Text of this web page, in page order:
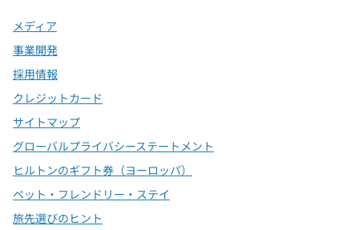
メディア
事業開発
採用情報
クレジットカード
サイトマップ
グローバルプライバシーステートメント
ヒルトンのギフト券（ヨーロッパ）
ペット・フレンドリー・ステイ
旅先選びのヒント